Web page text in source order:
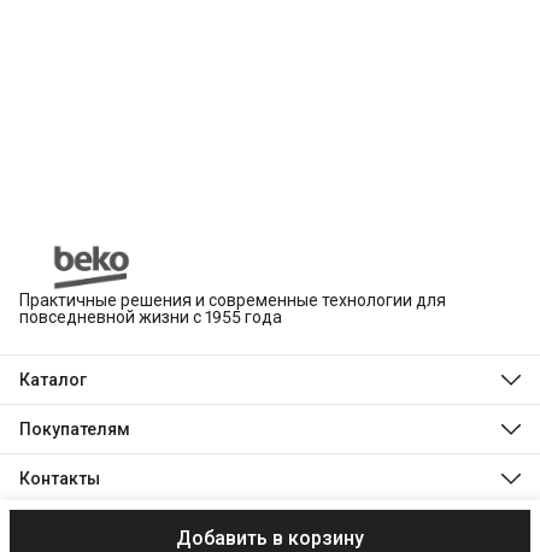
Добавить в корзину
Практичные решения и современные технологии для
повседневной жизни с 1955 года
Каталог
Hotpoint
Стиральные и сушильные машины
Духовые шкафы
Покупателям
Оплата
Обмен, возврат и ремонт
Контакты
Телефон
© 2003–2026 ООО «ХОЛОДИЛЬНИК.РУ»Реквизиты